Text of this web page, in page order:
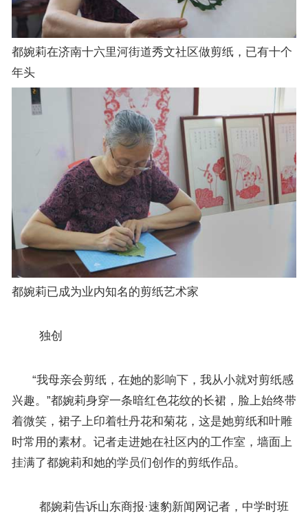
都婉莉在济南十六里河街道秀文社区做剪纸，已有十个
年头
都婉莉已成为业内知名的剪纸艺术家
独创
“我母亲会剪纸，在她的影响下，我从小就对剪纸感
兴趣。”都婉莉身穿一条暗红色花纹的长裙，脸上始终带
着微笑，裙子上印着牡丹花和菊花，这是她剪纸和叶雕
时常用的素材。记者走进她在社区内的工作室，墙面上
挂满了都婉莉和她的学员们创作的剪纸作品。
都婉莉告诉山东商报·速豹新闻网记者，中学时班